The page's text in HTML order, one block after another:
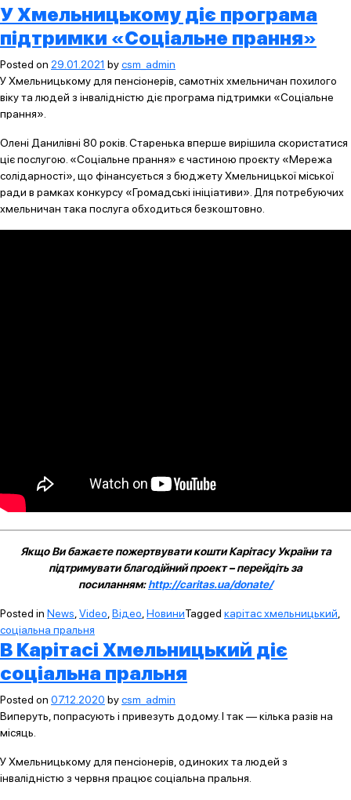
У Хмельницькому діє програма
підтримки «Соціальне прання»
Posted on 29.01.2021 bycsm_admin
У Хмельницькому для пенсіонерів, самотніх хмельничан похилого
віку та людей з інвалідністю діє програма підтримки «Соціальне
прання».
Олені Данилівні 80 років. Старенька вперше вирішила скористатися
ціє послугою. «Соціальне прання» є частиною проєкту «Мережа
солідарності», що фінансується з бюджету Хмельницької міської
ради в рамках конкурсу «Громадські ініціативи». Для потребуючих
хмельничан така послуга обходиться безкоштовно.
Якщо Ви бажаєте пожертвувати кошти Карітасу України та
підтримувати благодійний проект – перейдіть за
посиланням:http://caritas.ua/donate/
Posted in News Video Відео НовиниTagged карітас хмельницький
соціальна пральня
В Карітасі Хмельницький діє
соціальна пральня
Posted on 07.12.2020 bycsm_admin
Виперуть, попрасують і привезуть додому. І так — кілька разів на
місяць.
У Хмельницькому для пенсіонерів, одиноких та людей з
інвалідністю з червня працює соціальна пральня.